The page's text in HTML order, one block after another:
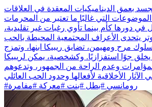
بعمق الديناميكيات المعقدة في العلاقات
التي غالبًا ما تعتبر من المحرمات
دورها كأم بينما تأوي رغبات غير تقليدية،
يتحدى الأعراف المجتمعية المحيطة بالحب
مرح ومهيمن، تضايق ريبيكا ابنها، وتمزج
يخلق جوًا استفزازيًا. وكشخصية، يمكن لريبيكا
وعدم الراحة من الجمهور، وتدعوهم
#رومانسي #بطل #بنت #معركة #مفامرة